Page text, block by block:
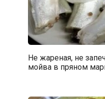
Не жареная, не
мойва в пряном